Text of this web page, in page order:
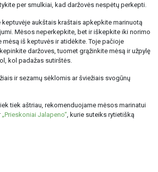
per smulkiai, kad daržovės nespėtų perkepti.
aukštais kraštais apkepkite marinuotą
Mėsos neperkepkite, bet ir iškepkite iki norimo
mėsą iš keptuvės ir atidėkite. Toje pačioje
daržoves, tuomet grąžinkite mėsą ir užpylę
kol padažas sutirštės.
ir sezamų sėklomis ar šviežiais svogūnų
tiek aštriau, rekomenduojame mėsos marinatui
„Prieskoniai Jalapeno“ , kurie suteiks rytietišką